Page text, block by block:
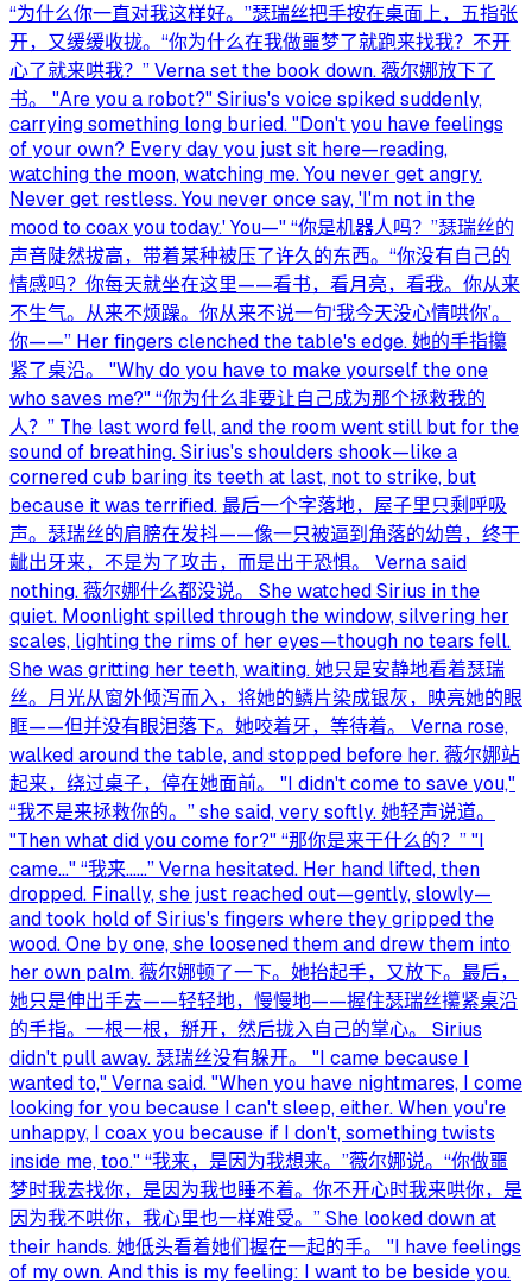
“为什么你一直对我这样好。”瑟瑞丝把手按在桌面上，五指张
开，又缓缓收拢。“你为什么在我做噩梦了就跑来找我？不开
心了就来哄我？” Verna set the book down. 薇尔娜放下了
书。 "Are you a robot?" Sirius's voice spiked suddenly,
carrying something long buried. "Don't you have feelings
of your own? Every day you just sit here—reading,
watching the moon, watching me. You never get angry.
Never get restless. You never once say, 'I'm not in the
mood to coax you today.' You—" “你是机器人吗？”瑟瑞丝的
声音陡然拔高，带着某种被压了许久的东西。“你没有自己的
情感吗？你每天就坐在这里——看书，看月亮，看我。你从来
不生气。从来不烦躁。你从来不说一句‘我今天没心情哄你’。
你——” Her fingers clenched the table's edge. 她的手指攥
紧了桌沿。 "Why do you have to make yourself the one
who saves me?" “你为什么非要让自己成为那个拯救我的
人？” The last word fell, and the room went still but for the
sound of breathing. Sirius's shoulders shook—like a
cornered cub baring its teeth at last, not to strike, but
because it was terrified. 最后一个字落地，屋子里只剩呼吸
声。瑟瑞丝的肩膀在发抖——像一只被逼到角落的幼兽，终于
龇出牙来，不是为了攻击，而是出于恐惧。 Verna said
nothing. 薇尔娜什么都没说。 She watched Sirius in the
quiet. Moonlight spilled through the window, silvering her
scales, lighting the rims of her eyes—though no tears fell.
She was gritting her teeth, waiting. 她只是安静地看着瑟瑞
丝。月光从窗外倾泻而入，将她的鳞片染成银灰，映亮她的眼
眶——但并没有眼泪落下。她咬着牙，等待着。 Verna rose,
walked around the table, and stopped before her. 薇尔娜站
起来，绕过桌子，停在她面前。 "I didn't come to save you,"
“我不是来拯救你的。” she said, very softly. 她轻声说道。
"Then what did you come for?" “那你是来干什么的？” "I
came…" “我来……” Verna hesitated. Her hand lifted, then
dropped. Finally, she just reached out—gently, slowly—
and took hold of Sirius's fingers where they gripped the
wood. One by one, she loosened them and drew them into
her own palm. 薇尔娜顿了一下。她抬起手，又放下。最后，
她只是伸出手去——轻轻地，慢慢地——握住瑟瑞丝攥紧桌沿
的手指。一根一根，掰开，然后拢入自己的掌心。 Sirius
didn't pull away. 瑟瑞丝没有躲开。 "I came because I
wanted to," Verna said. "When you have nightmares, I come
looking for you because I can't sleep, either. When you're
unhappy, I coax you because if I don't, something twists
inside me, too." “我来，是因为我想来。”薇尔娜说。“你做噩
梦时我去找你，是因为我也睡不着。你不开心时我来哄你，是
因为我不哄你，我心里也一样难受。” She looked down at
their hands. 她低头看着她们握在一起的手。 "I have feelings
of my own. And this is my feeling: I want to be beside you.